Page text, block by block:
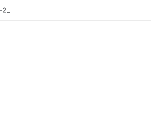
— Le CRB s’adjuge le titre